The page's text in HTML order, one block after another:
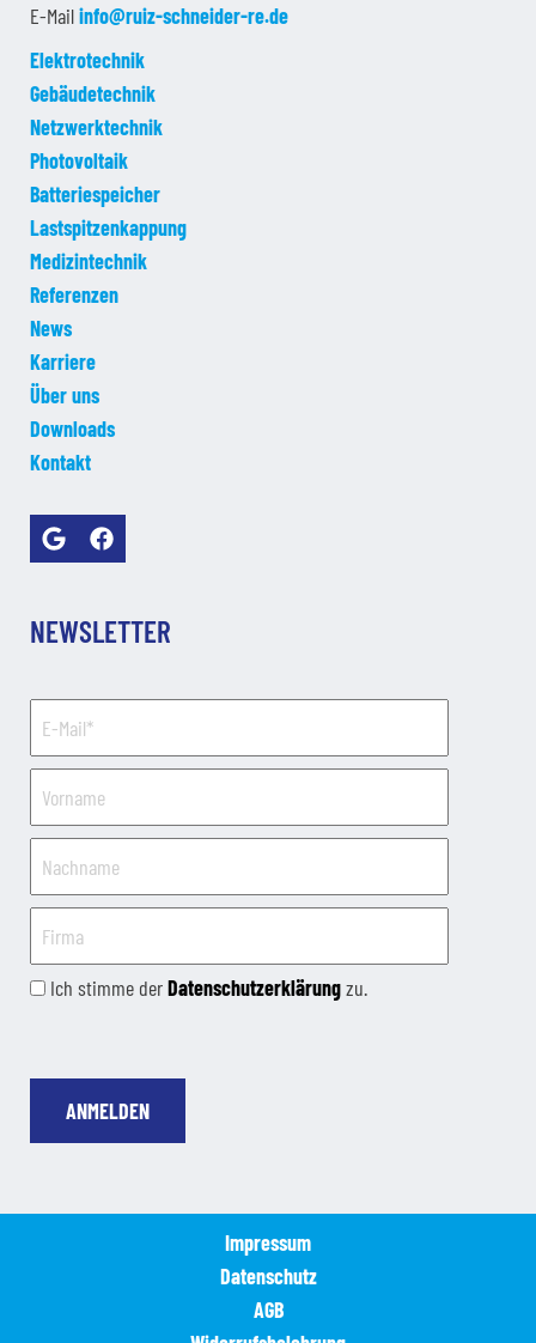
E-Mailinfo@ruiz-schneider-re.de
Elektrotechnik
Gebäudetechnik
Netzwerktechnik
Photovoltaik
Batteriespeicher
Lastspitzenkappung
Medizintechnik
Referenzen
News
Karriere
Über uns
Downloads
Kontakt
NEWSLETTER
Ich stimme derDatenschutzerklärungzu.
ANMELDEN
Impressum
Datenschutz
AGB